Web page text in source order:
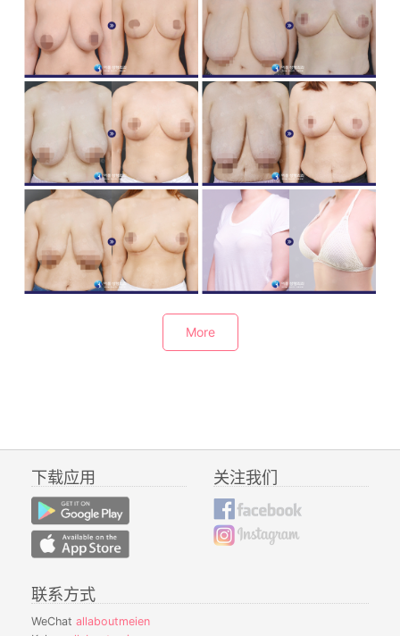
胸部缩小 胸部缩小
胸部缩小 胸部缩小
More
下载应用 关注我们
联系方式
WeChat allaboutmeien